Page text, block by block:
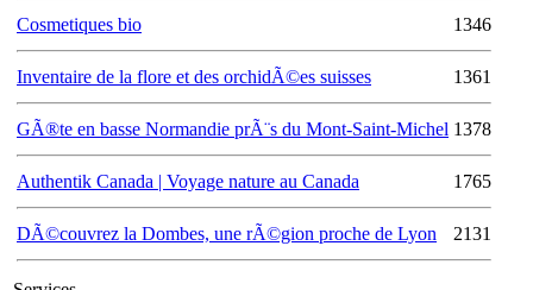
Cosmetiques bio 1346
Inventaire de la flore et des orchidÃ©es suisses 1361
GÃ®te en basse Normandie prÃ¨s du Mont-Saint-Michel 1378
Authentik Canada | Voyage nature au Canada 1765
DÃ©couvrez la Dombes, une rÃ©gion proche de Lyon 2131